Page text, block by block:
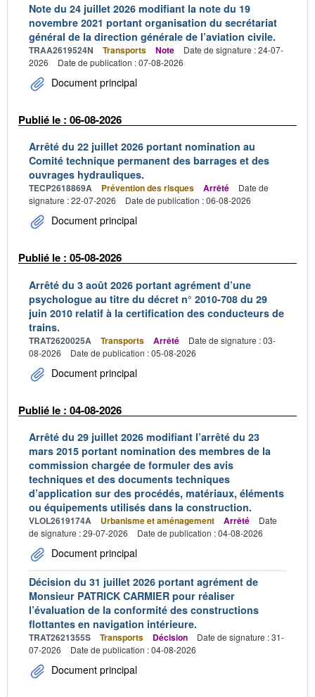
Note du 24 juillet 2026 modifiant la note du 19
novembre 2021 portant organisation du secrétariat
général de la direction générale de l’aviation civile.
TRAA2619524N Transports Note
Date de signature : 24-07-
2026
Date de publication : 07-08-2026
Document principal
Publié le : 06-08-2026
Arrêté du 22 juillet 2026 portant nomination au
Comité technique permanent des barrages et des
ouvrages hydrauliques.
TECP2618869A Prévention des risques Arrêté
Date de
signature : 22-07-2026
Date de publication : 06-08-2026
Document principal
Publié le : 05-08-2026
Arrêté du 3 août 2026 portant agrément d’une
psychologue au titre du décret n° 2010-708 du 29
juin 2010 relatif à la certification des conducteurs de
trains.
TRAT2620025A Transports Arrêté
Date de signature : 03-
08-2026
Date de publication : 05-08-2026
Document principal
Publié le : 04-08-2026
Arrêté du 29 juillet 2026 modifiant l’arrêté du 23
mars 2015 portant nomination des membres de la
commission chargée de formuler des avis
techniques et des documents techniques
d’application sur des procédés, matériaux, éléments
ou équipements utilisés dans la construction.
VLOL2619174A Urbanisme et aménagement Arrêté
Date
de signature : 29-07-2026
Date de publication : 04-08-2026
Document principal
Décision du 31 juillet 2026 portant agrément de
Monsieur PATRICK CARMIER pour réaliser
l’évaluation de la conformité des constructions
flottantes en navigation intérieure.
TRAT2621355S Transports Décision
Date de signature : 31-
07-2026
Date de publication : 04-08-2026
Document principal